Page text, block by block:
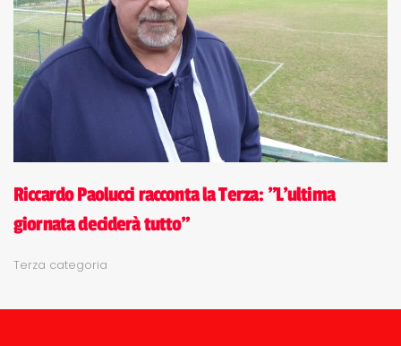
Riccardo Paolucci racconta la Terza: "L'ultima
giornata deciderà tutto"
Terza categoria